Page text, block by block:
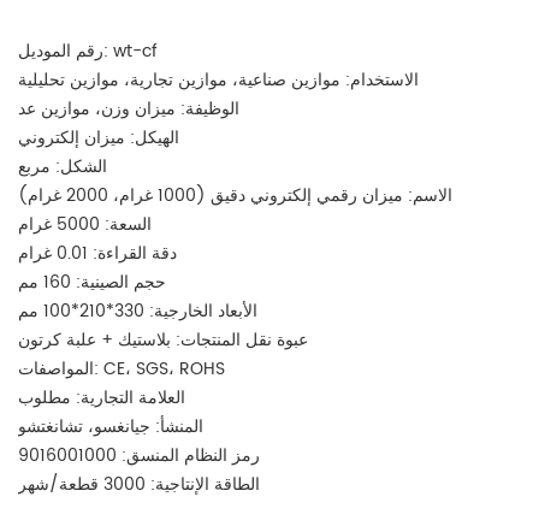
رقم الموديل: wt-cf
الاستخدام: موازين صناعية، موازين تجارية، موازين تحليلية
الوظيفة: ميزان وزن، موازين عد
الهيكل: ميزان إلكتروني
الشكل: مربع
الاسم: ميزان رقمي إلكتروني دقيق (1000 غرام، 2000 غرام)
السعة: 5000 غرام
دقة القراءة: 0.01 غرام
حجم الصينية: 160 مم
الأبعاد الخارجية: 330*210*100 مم
عبوة نقل المنتجات: بلاستيك + علبة كرتون
المواصفات: CE، SGS، ROHS
العلامة التجارية: مطلوب
المنشأ: جيانغسو، تشانغتشو
رمز النظام المنسق: 9016001000
الطاقة الإنتاجية: 3000 قطعة/شهر